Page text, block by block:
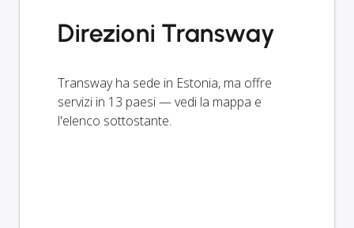
Direzioni Transway
Transway ha sede in Estonia, ma offre
servizi in 13 paesi — vedi la mappa e
l'elenco sottostante.